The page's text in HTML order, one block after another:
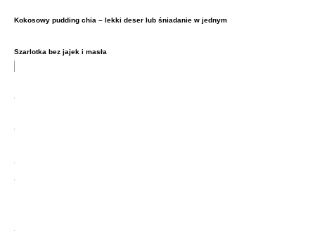
Kokosowy pudding chia – lekki deser lub śniadanie w jednym
Szarlotka bez jajek i masła